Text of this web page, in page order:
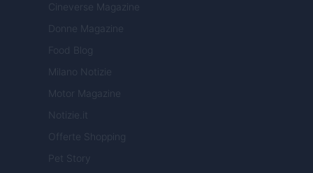
Cineverse Magazine
Donne Magazine
Food Blog
Milano Notizie
Motor Magazine
Notizie.it
Offerte Shopping
Pet Story